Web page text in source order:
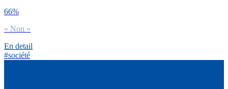
66%
« Non »
En detail
#société